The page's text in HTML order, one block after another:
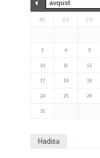
BE ÇA ÇƏ
3 4 5
10 11 12
17 18 19
24 25 26
31
Hadisə